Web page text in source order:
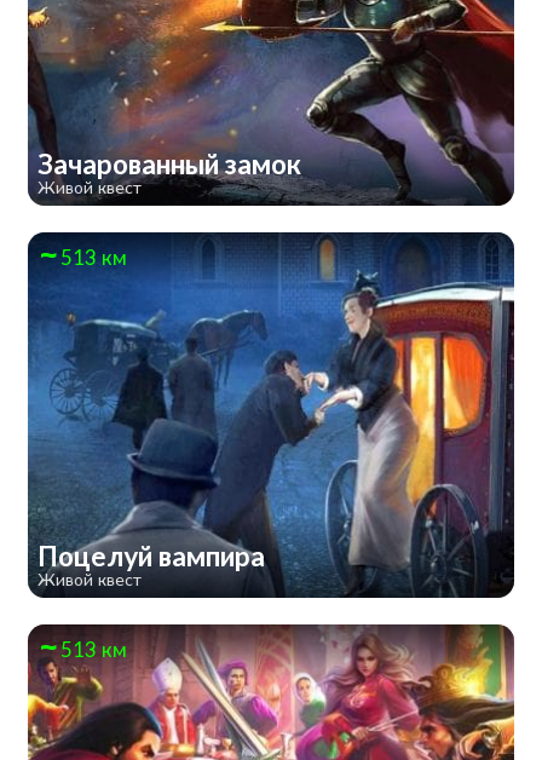
Зачарованный замок
Живой квест
513 км
Поцелуй вампира
Живой квест
513 км